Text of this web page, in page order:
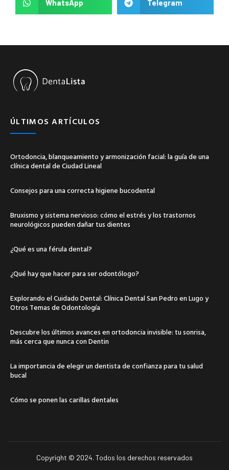
WhatsApp Telegram
ÚLTIMOS ARTÍCULOS
Ortodoncia, blanqueamiento y armonización facial: la guía de una
clínica dental de Ciudad Lineal
Consejos para una correcta higiene bucodental
Bruxismo y sistema nervioso: cómo el estrés y los trastornos
neurológicos pueden dañar tus dientes
¿Qué es una férula dental?
¿Qué hay que hacer para ser odontólogo?
Explorando el Cuidado Dental: Clínica Dental San Pedro en Lugo y
Otros Temas de Odontología
Descubre los últimos avances en ortodoncia invisible: tu sonrisa,
más cerca que nunca con Dentin
La importancia de elegir un dentista de confianza para tu salud
bucal
Cómo se ponen las carillas dentales
Copyright © 2024. Todos los derechos reservados